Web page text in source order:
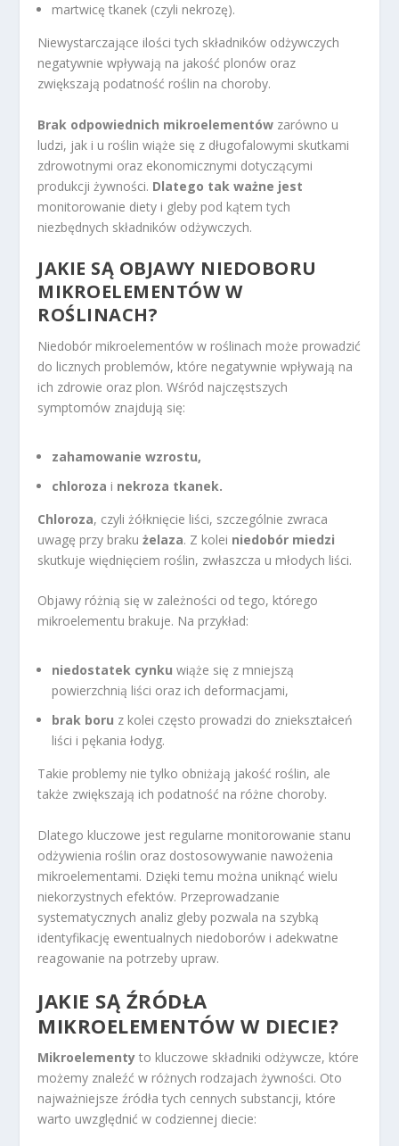
martwicę tkanek (czyli nekrozę).
Niewystarczające ilości tych składników odżywczych
negatywnie wpływają na jakość plonów oraz
zwiększają podatność roślin na choroby.
Brak odpowiednich mikroelementów zarówno u
ludzi, jak i u roślin wiąże się z długofalowymi skutkami
zdrowotnymi oraz ekonomicznymi dotyczącymi
produkcji żywności. Dlatego tak ważne jest
monitorowanie diety i gleby pod kątem tych
niezbędnych składników odżywczych.
JAKIE SĄ OBJAWY NIEDOBORU
MIKROELEMENTÓW W
ROŚLINACH?
Niedobór mikroelementów w roślinach może prowadzić
do licznych problemów, które negatywnie wpływają na
ich zdrowie oraz plon. Wśród najczęstszych
symptomów znajdują się:
zahamowanie wzrostu,
chloroza i nekroza tkanek.
Chloroza, czyli żółknięcie liści, szczególnie zwraca
uwagę przy brakużelaza. Z kolei niedobór miedzi
skutkuje więdnięciem roślin, zwłaszcza u młodych liści.
Objawy różnią się w zależności od tego, którego
mikroelementu brakuje. Na przykład:
niedostatek cynku wiąże się z mniejszą
powierzchnią liści oraz ich deformacjami,
brak boru z kolei często prowadzi do zniekształceń
liści i pękania łodyg.
Takie problemy nie tylko obniżają jakość roślin, ale
także zwiększają ich podatność na różne choroby.
Dlatego kluczowe jest regularne monitorowanie stanu
odżywienia roślin oraz dostosowywanie nawożenia
mikroelementami. Dzięki temu można uniknąć wielu
niekorzystnych efektów. Przeprowadzanie
systematycznych analiz gleby pozwala na szybką
identyfikację ewentualnych niedoborów i adekwatne
reagowanie na potrzeby upraw.
JAKIE SĄ ŹRÓDŁA
MIKROELEMENTÓW W DIECIE?
Mikroelementy to kluczowe składniki odżywcze, które
możemy znaleźć w różnych rodzajach żywności. Oto
najważniejsze źródła tych cennych substancji, które
warto uwzględnić w codziennej diecie: